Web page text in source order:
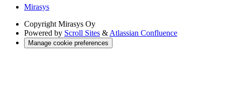
Mirasys
Copyright Mirasys Oy
Powered by Scroll Sites & Atlassian Confluence
Manage cookie preferences